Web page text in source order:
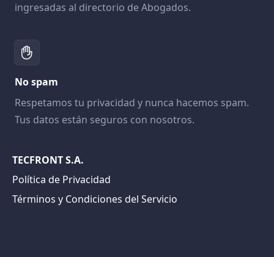
ingresadas al directorio de Abogados.
No spam
Respetamos tu privacidad y nunca hacemos spam.
Tus datos están seguros con nosotros.
TECFRONT S.A.
Política de Privacidad
Términos y Condiciones del Servicio